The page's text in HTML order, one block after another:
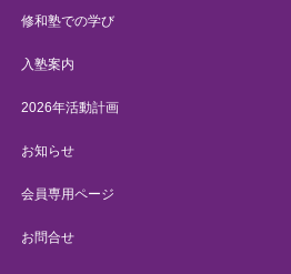
修和塾での学び
入塾案内
2026年活動計画
お知らせ
会員専用ページ
お問合せ